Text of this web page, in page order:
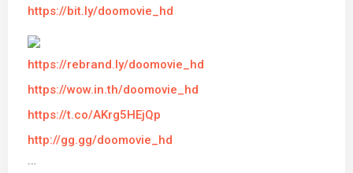
https://bit.ly/doomovie_hd
https://rebrand.ly/doomovie_hd
https://wow.in.th/doomovie_hd
https://t.co/AKrg5HEjQp
http://gg.gg/doomovie_hd